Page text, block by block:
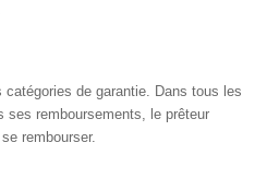
de garantie. Dans tous les
ses remboursements, le prêteur
rembourser.